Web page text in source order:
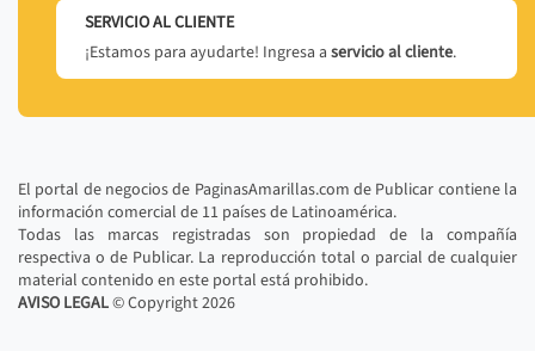
SERVICIO AL CLIENTE
¡Estamos para ayudarte! Ingresa a servicio al cliente.
El portal de negocios de PaginasAmarillas.com de Publicar contiene la
información comercial de 11 países de Latinoamérica.
Todas las marcas registradas son propiedad de la compañía
respectiva o de Publicar. La reproducción total o parcial de cualquier
material contenido en este portal está prohibido.
AVISO LEGAL© Copyright2026